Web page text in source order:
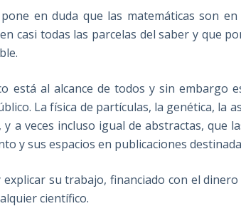
en duda que las matemáticas son
casi todas las parcelas del saber y que
está al alcance de todos y sin embargo
La física de partículas, la genética, la
a veces incluso igual de abstractas, que
y sus espacios en publicaciones
su trabajo, financiado con el
científico.